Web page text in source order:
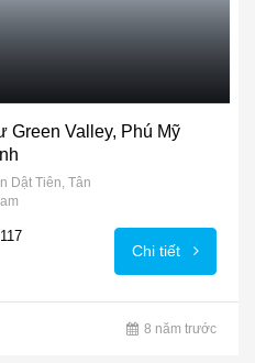
Green Valley, Phú Mỹ
Dật Tiên, Tân
Chi tiết
8 năm trước